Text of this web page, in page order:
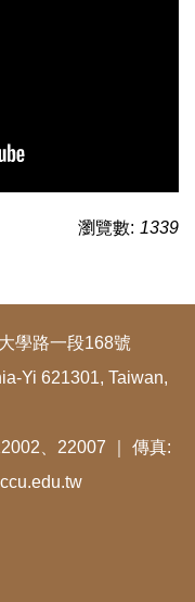
瀏覽數: 1339
學路一段168號
Yi 621301, Taiwan,
、22007 ｜ 傳真: